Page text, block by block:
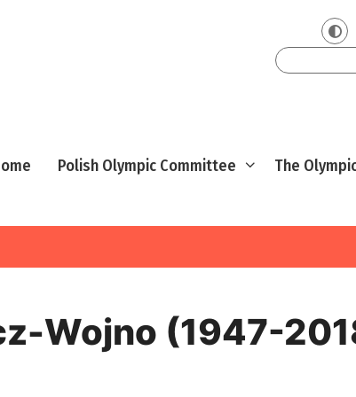
Polish Olympic Committee The
Wojno (1947-